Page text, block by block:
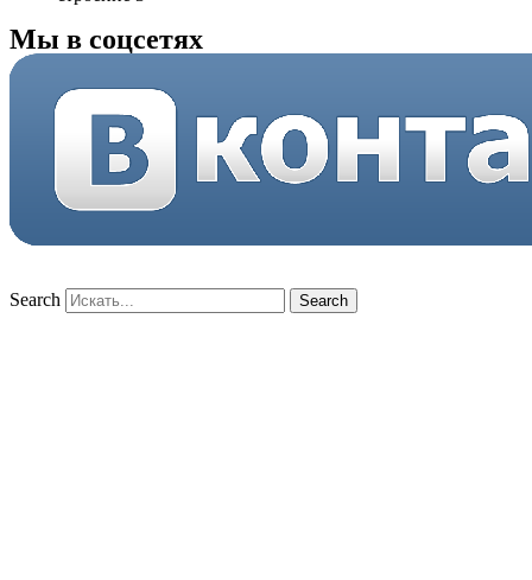
Мы в соцсетях
Search Search